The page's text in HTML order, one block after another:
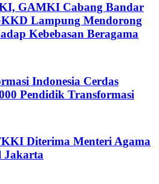
GAMKI Cabang Bandar
Lampung Mendorong
Kebebasan Beragama
Indonesia Cerdas
Pendidik Transformasi
Diterima Menteri Agama
Jakarta